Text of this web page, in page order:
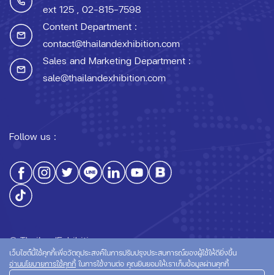
ext 125 , 02-815-7598
Content Department :
contact@thailandexhibition.com
Sales and Marketing Department :
sale@thailandexhibition.com
Follow us :
© ThailandExhibition.com
เว็บไซต์นี้ใช้คุกกี้เพื่อวัตถุประสงค์ในการปรับปรุงประสบการณ์ของผู้ใช้ให้ดียิ่งขึ้น
อ่านนโยบายการใช้คุกกี้ ในการใช้งานต่อ คุณยินยอมให้เราเก็บข้อมูลผ่านคุกกี้